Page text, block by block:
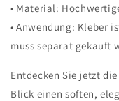
• Material:
• Anwendung: Kleber
muss separat gekauft
Entdecken Sie jetzt
Blick einen soften,